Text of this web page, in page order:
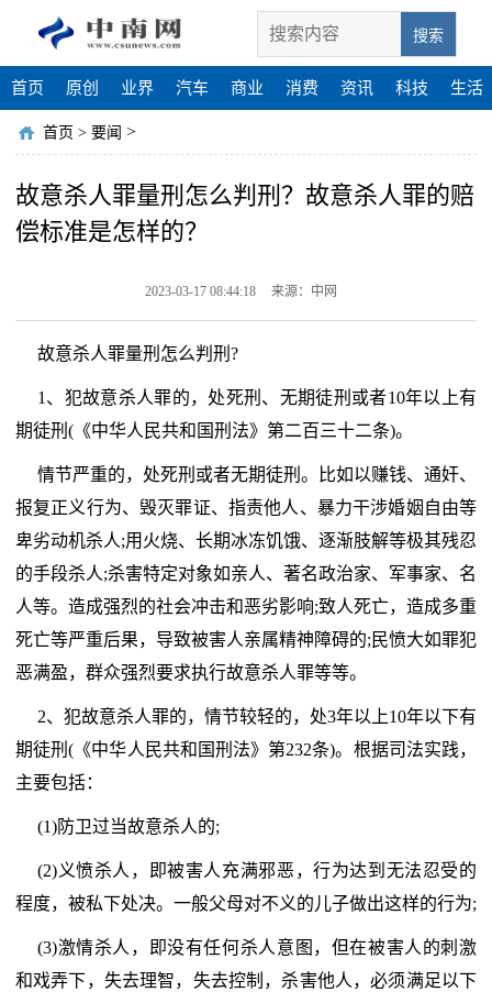
搜索
首页 原创 业界 汽车 商业 消费 资讯 科技 生活
首页 > 要闻 >
故意杀人罪量刑怎么判刑？故意杀人罪的赔
偿标准是怎样的？
2023-03-17 08:44:18 来源：中网
故意杀人罪量刑怎么判刑?
1、犯故意杀人罪的，处死刑、无期徒刑或者10年以上有
期徒刑(《中华人民共和国刑法》第二百三十二条)。
情节严重的，处死刑或者无期徒刑。比如以赚钱、通奸、
报复正义行为、毁灭罪证、指责他人、暴力干涉婚姻自由等
卑劣动机杀人;用火烧、长期冰冻饥饿、逐渐肢解等极其残忍
的手段杀人;杀害特定对象如亲人、著名政治家、军事家、名
人等。造成强烈的社会冲击和恶劣影响;致人死亡，造成多重
死亡等严重后果，导致被害人亲属精神障碍的;民愤大如罪犯
恶满盈，群众强烈要求执行故意杀人罪等等。
2、犯故意杀人罪的，情节较轻的，处3年以上10年以下有
期徒刑(《中华人民共和国刑法》第232条)。根据司法实践，
主要包括：
(1)防卫过当故意杀人的;
(2)义愤杀人，即被害人充满邪恶，行为达到无法忍受的
程度，被私下处决。一般父母对不义的儿子做出这样的行为;
(3)激情杀人，即没有任何杀人意图，但在被害人的刺激
和戏弄下，失去理智，失去控制，杀害他人，必须满足以下